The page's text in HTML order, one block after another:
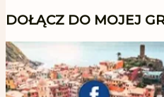
DOŁĄCZ DO MOJEJ